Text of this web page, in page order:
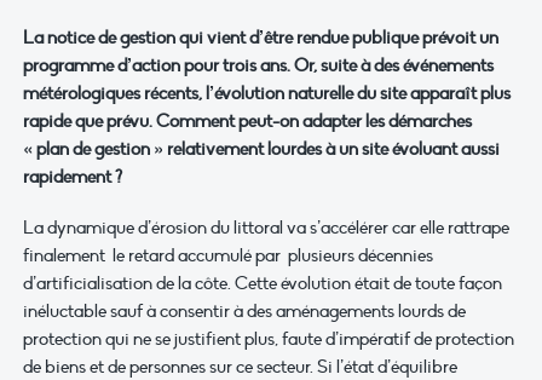
La notice de gestion qui vient d’être rendue publique prévoit un
programme d’action pour trois ans. Or,suite àdes événements
métérologiquesrécents, l’évolution naturelle du siteapparaîtplus
rapideque prévu.Comment peut-on adapter les démarches
« plan de gestion » relativement lourdes à un site évoluant aussi
rapidement ?
La dynamique d’érosion du littoral va s’accélérer car elle rattrape
finalement le retard accumulé par plusieurs décennies
d’artificialisation de la côte. Cette évolution était de toute façon
inéluctable sauf à consentir à des aménagements lourds de
protection qui ne se justifient plus, faute d’impératif de protection
de biens et de personnes sur ce secteur. Si l’état d’équilibre